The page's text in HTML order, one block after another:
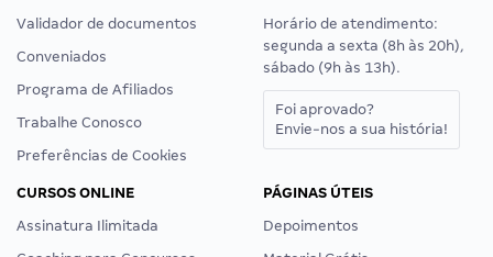
Validador de documentos
Conveniados
Programa de Afiliados
Trabalhe Conosco
Preferências de Cookies
Horário de atendimento:
segunda a sexta (8h às 20h),
sábado (9h às 13h).
Foi aprovado?
Envie-nos a sua história!
CURSOS ONLINE
Assinatura Ilimitada
PÁGINAS ÚTEIS
Depoimentos